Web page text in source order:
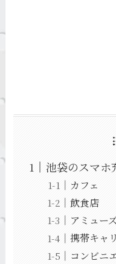
池袋のスマホ
カフェ
飲食店
アミュー
携帯キャ
コンビニ